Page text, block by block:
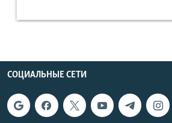
СОЦИАЛЬНЫЕ СЕТИ